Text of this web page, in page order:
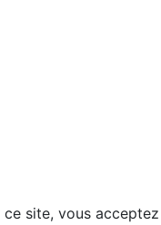
site, vous acceptez